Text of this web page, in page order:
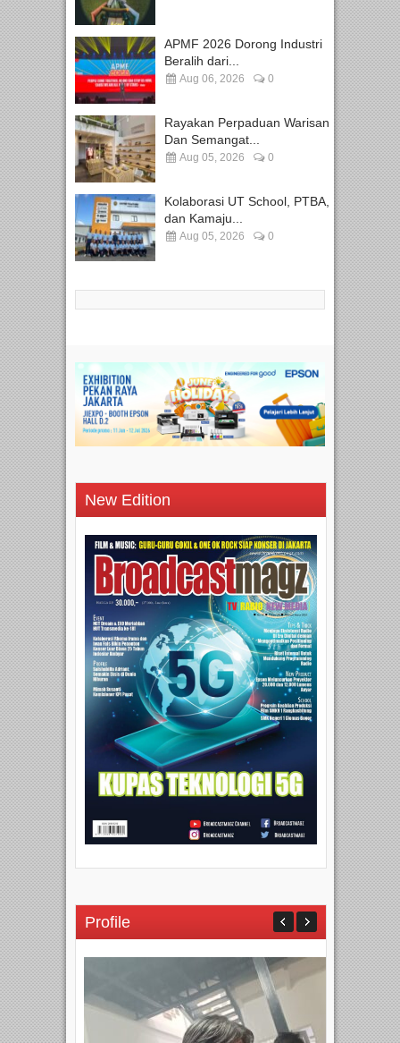
APMF 2026 Dorong Industri
Beralih dari...
Aug 06, 2026 0
Rayakan Perpaduan Warisan
Dan Semangat...
Aug 05, 2026 0
Kolaborasi UT School, PTBA,
dan Kamaju...
Aug 05, 2026 0
New Edition
Profile